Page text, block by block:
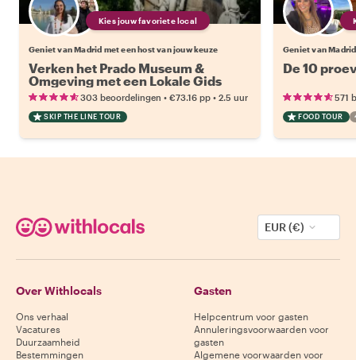
Kies jouw favoriete local
Geniet van Madrid met een host van jouw keuze
Verken het Prado Museum &
Omgeving met een Lokale Gids
303 beoordelingen • €73.16 pp • 2.5 uur
SKIP THE LINE TOUR
Geniet van
De 10
571
FOOD TOUR
EUR (€)
Over Withlocals
Ons verhaal
Vacatures
Duurzaamheid
Bestemmingen
Gasten
Helpcentrum voor gasten
Annuleringsvoorwaarden voor
gasten
Algemene voorwaarden voor